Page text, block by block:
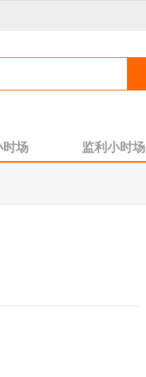
时场 监利小时场